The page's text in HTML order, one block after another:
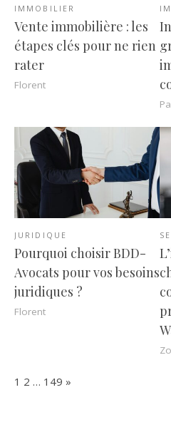
IMMOBILIER
Vente immobilière : les
étapes clés pour ne rien
rater
Florent
JURIDIQUE
Pourquoi choisir BDD-
Avocats pour vos besoins
juridiques ?
Florent
Page:
1 2 … 149 Next
»